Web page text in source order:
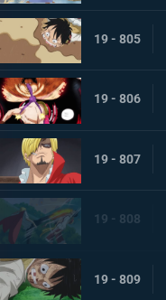
19 - 805
19 - 806
19 - 807
19 - 808
19 - 809